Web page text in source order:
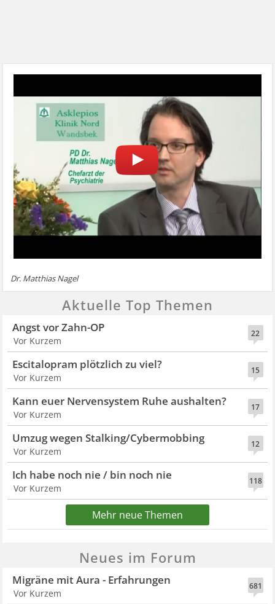
Dr. Matthias Nagel
Aktuelle Top Themen
22
Angst vor Zahn-OP
Vor Kurzem
15
Escitalopram plötzlich zu viel?
Vor Kurzem
17
Kann euer Nervensystem Ruhe aushalten?
Vor Kurzem
12
Umzug wegen Stalking/Cybermobbing
Vor Kurzem
118
Ich habe noch nie / bin noch nie
Vor Kurzem
Mehr neue Themen
Neues im Forum
681
Migräne mit Aura - Erfahrungen
Vor Kurzem